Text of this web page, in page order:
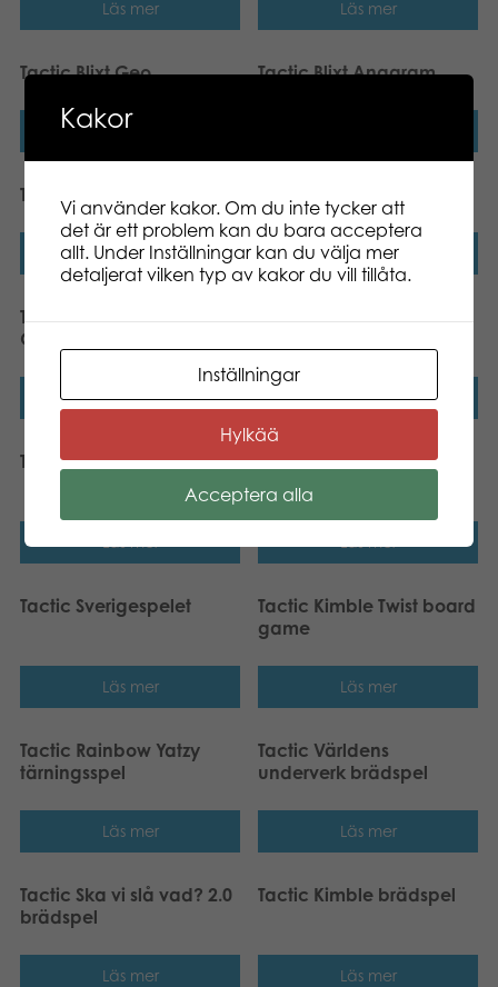
Läs mer Läs mer
Tactic Blixt Geo
Läs mer
Tactic Blixt Anagram
Tactic Blixt Matte
Läs mer Läs mer
Tactic Popular Dice
Games
Läs mer
Tactic Fem i topp
Läs mer
Tactic Alibaba brädspel
Tactic Världens djur
brädspel
Tactic Sverigespelet
Läs mer
Tactic Kimble Twist board
game
Läs mer
Tactic Rainbow Yatzy
tärningsspel
Läs mer
Tactic Världens
underverk brädspel
Läs mer
Tactic Ska vi slå vad? 2.0
brädspel
Läs mer
Tactic Kimble brädspel
Läs mer
Kakor
Vi använder kakor. Om du inte tycker att
det är ett problem kan du bara acceptera
allt. Under Inställningar kan du välja mer
detaljerat vilken typ av kakor du vill tillåta.
Inställningar
Hylkää
Acceptera alla